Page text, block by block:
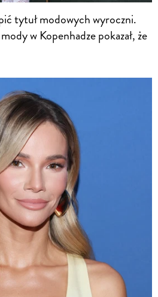
tytuł modowych wyroczni.
w Kopenhadze pokazał, że